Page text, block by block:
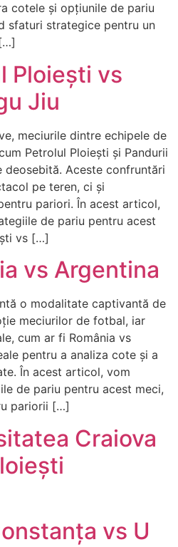
cotele și opțiunile de pariu
sfaturi strategice pentru un
Ploiești vs
Jiu
meciurile dintre echipele de
Petrolul Ploiești și Pandurii
deosebită. Aceste confruntări
pe teren, ci și
pariori. În acest articol,
de pariu pentru acest
vs […]
vs Argentina
o modalitate captivantă de
meciurilor de fotbal, iar
cum ar fi România vs
pentru a analiza cote și a
În acest articol, vom
de pariu pentru acest meci,
pariorii […]
Craiova
vs U